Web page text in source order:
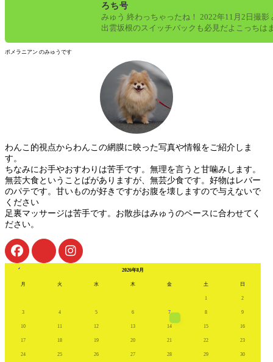
ポメラニアン のみゅうです
わんこ的視点からわんこの網膜に映った写真や情報をご紹介しま
す。
ちなみにお手やおすわりは苦手です。無理を言うと甘噛みします。
無芸大食ということばがありますが、無芸少食です。好物はレバー
のパテです。甘いものが好きですがお腹を壊しますので与えないで
ください
足裏マッサージは苦手です。お散歩はみゅうのペースに合わせてく
ださい。
2026年8月
月 火 水 木 金 土 日
1 2
3 4 5 6 7 8 9
10 11 12 13 14 15 16
17 18 19 20 21 22 23
24 25 26 27 28 29 30
ろち号
みゅう 終わっちゃったね！ 2022年11月2日撮影
出雲坂根のスイッチバックも必見だよこっちは